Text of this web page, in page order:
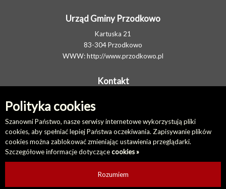
Polityka cookies
Szanowni Państwo, nasze serwisy internetowe wykorzystują pliki
cookies, aby spełniać lepiej Państwa oczekiwania. Zapisywanie plików
cookies można zablokować zmieniając ustawienia przeglądarki.
Szczegółowe informacje dotyczącecookies »
Rozumiem
Urząd Gminy Przodkowo
Kartuska 21
83-304 Przodkowo
WWW:http://www.przodkowo.pl
Kontakt
E-MAIL:
Elektroniczna Skrzynka Podawcza
Na skróty